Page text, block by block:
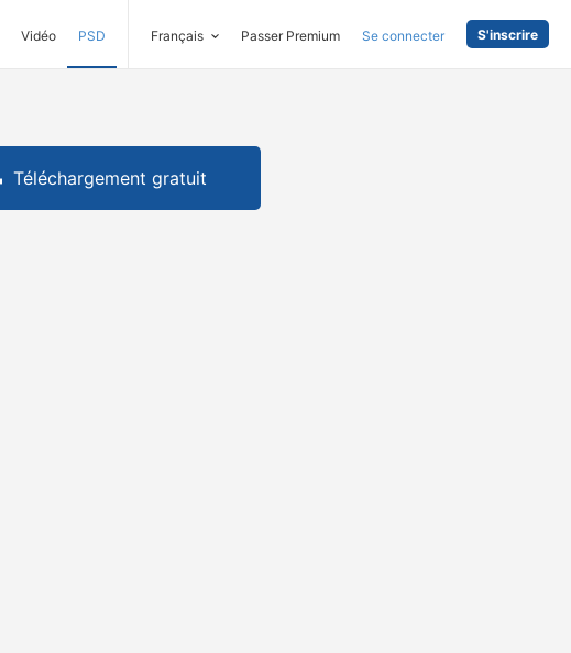
Vidéo PSD Français Passer Premium Se connecter S'inscrire
Téléchargement gratuit